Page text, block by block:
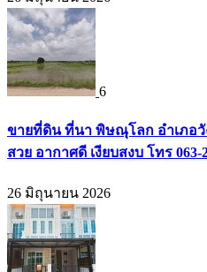
6
ขายที่ดิน ที่นา พิษณุโลก อำเภอวั
สวย อากาศดี เงียบสงบ โทร 063-
26 มิถุนายน 2026